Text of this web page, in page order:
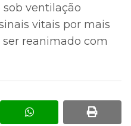
ventilação
vitais por mais
reanimado com
whatsapp print